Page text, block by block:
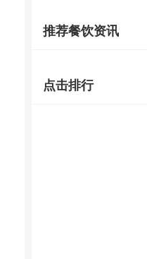
推荐餐饮资讯
点击排行